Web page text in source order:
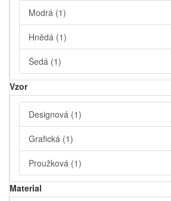
Modrá (1)
Hnědá (1)
Šedá (1)
Vzor
Designová (1)
Grafická (1)
Proužková (1)
Material